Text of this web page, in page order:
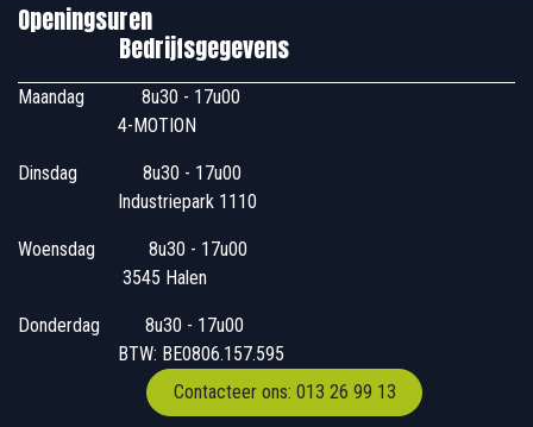
Openingsuren
Bedrijfsgegevens
Maandag
​8u30 - 17u00
4-MOTION
Dinsdag
​8u30 - 17u00
Industriepark 1110
Woensdag
​​​ 8u30 - 17u00
3545 Halen
Donderdag
​​8u30 - 17u00
BTW: BE0806.157.595
Contacteer ons: 013 26 99 13